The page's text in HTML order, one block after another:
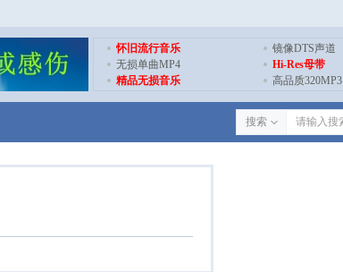
怀旧流行音乐
镜像DTS声道
无损单曲MP4
Hi-Res母带
精品无损音乐
高品质320MP3
搜索